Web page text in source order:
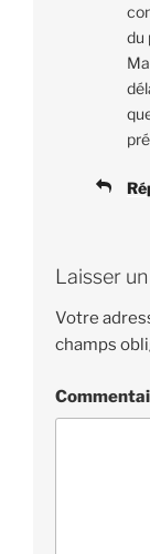
du
Laisser
Votre
champs